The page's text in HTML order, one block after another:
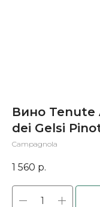
Вино Tenute
dei Gelsi
Campagnola
1 560 р.